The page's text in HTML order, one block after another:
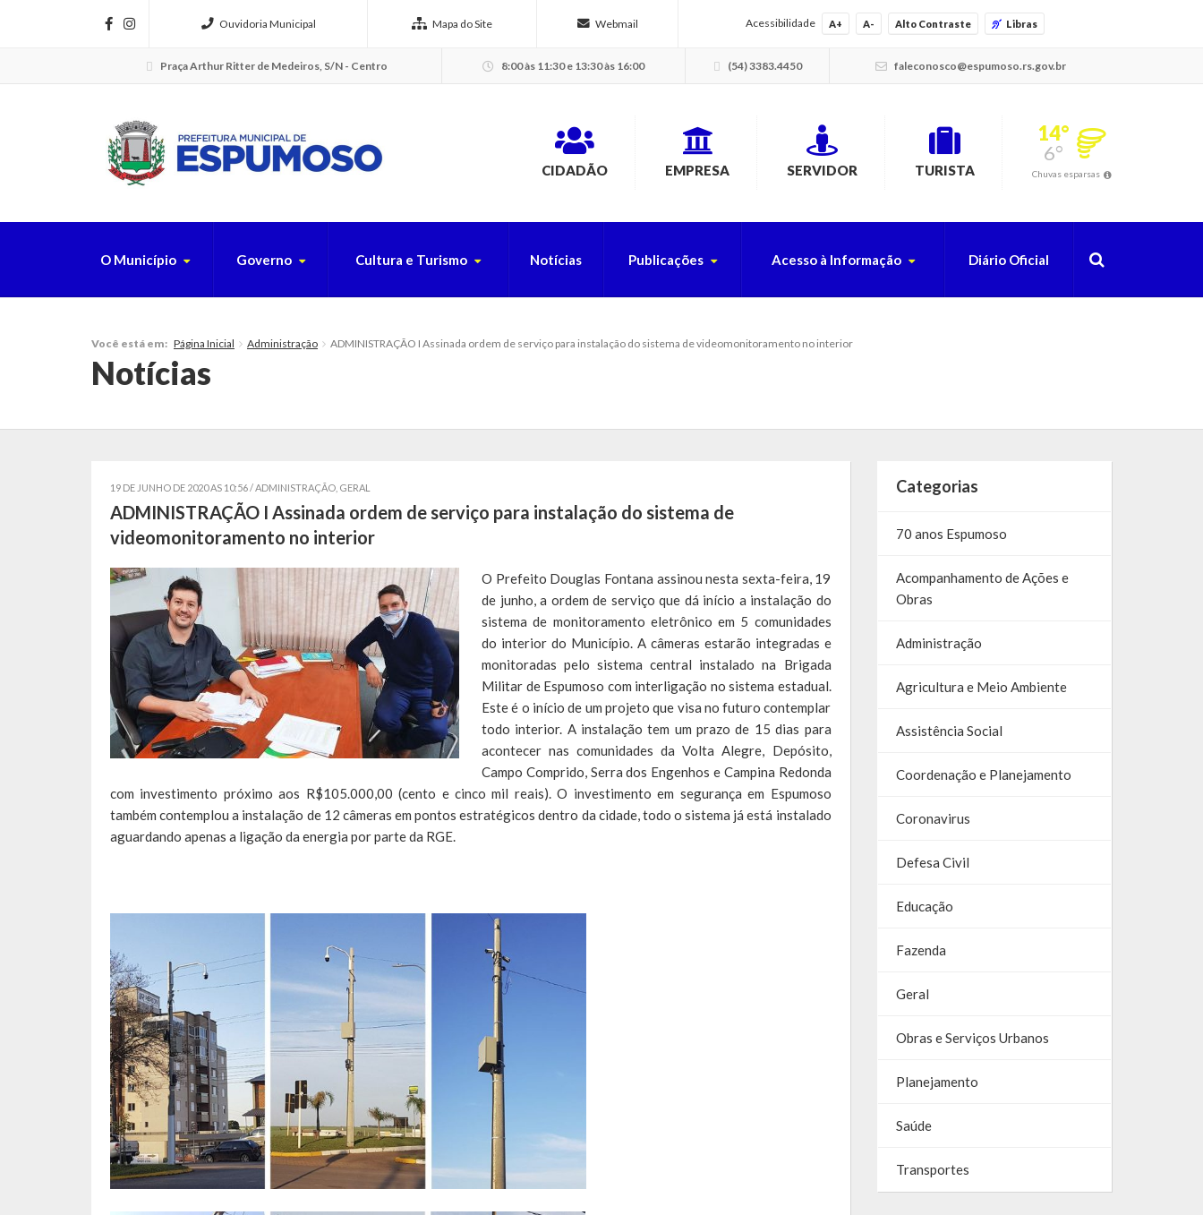
Ouvidoria Municipal Mapa do Site Webmail Acessibilidade A+ A- Alto Contraste Libras
Praça Arthur Ritter de Medeiros, S/N - Centro 8:00 às 11:30 e 13:30 às 16:00 (54) 3383.4450 faleconosco@espumoso.rs.gov.br
CIDADÃO EMPRESA SERVIDOR TURISTA
14°
6°
Chuvas esparsas
O Município Governo Cultura e Turismo Notícias Publicações Acesso à Informação Diário Oficial
Você está em: Página Inicial Administração ADMINISTRAÇÃO I Assinada ordem de serviço para instalação do sistema de videomonitoramento no interior
Notícias
19 DE JUNHO DE 2020 AS 10:56 /ADMINISTRAÇÃO GERAL
ADMINISTRAÇÃO I Assinada ordem de serviço para instalação do sistema de
videomonitoramento no interior
O Prefeito Douglas Fontana assinou nesta sexta-feira, 19
de junho, a ordem de serviço que dá início a instalação do
sistema de monitoramento eletrônico em 5 comunidades
do interior do Município. A câmeras estarão integradas e
monitoradas pelo sistema central instalado na Brigada
Militar de Espumoso com interligação no sistema estadual.
Este é o início de um projeto que visa no futuro contemplar
todo interior. A instalação tem um prazo de 15 dias para
acontecer nas comunidades da Volta Alegre, Depósito,
Campo Comprido, Serra dos Engenhos e Campina Redonda
com investimento próximo aos R$105.000,00 (cento e cinco mil reais). O investimento em segurança em Espumoso
também contemplou a instalação de 12 câmeras em pontos estratégicos dentro da cidade, todo o sistema já está instalado
aguardando apenas a ligação da energia por parte da RGE.
Categorias
70 anos Espumoso
Acompanhamento de Ações e
Obras
Administração
Agricultura e Meio Ambiente
Assistência Social
Coordenação e Planejamento
Coronavirus
Defesa Civil
Educação
Fazenda
Geral
Obras e Serviços Urbanos
Planejamento
Saúde
Transportes